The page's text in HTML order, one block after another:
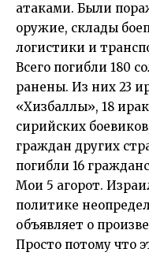
атаками. Были
оружие, склады
логистики и
Всего погибли 180
ранены. Из них 23
«Хизбаллы», 18
сирийских
граждан других
погибли 16
Мои 5 агорот.
политике
объявляет о
Просто потому что